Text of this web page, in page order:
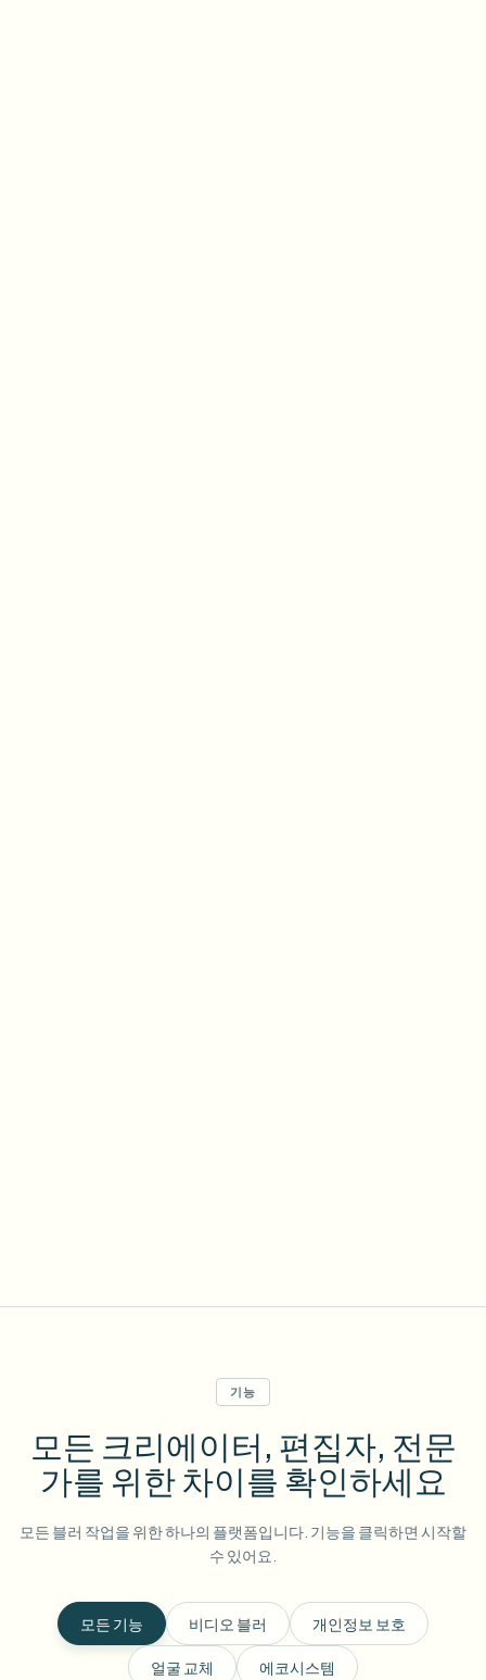
기능
모든 크리에이터, 편집자, 전문
가를 위한 차이를 확인하세요
모든 블러 작업을 위한 하나의 플랫폼입니다. 기능을 클릭하면 시작할
수 있어요.
모든 기능 비디오 블러 개인정보 보호
얼굴 교체 에코시스템